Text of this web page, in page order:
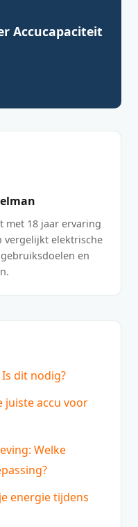
Accucapaciteit
met 18 jaar ervaring
vergelijkt elektrische
en
dit nodig?
juiste accu voor
Welke
energie tijdens